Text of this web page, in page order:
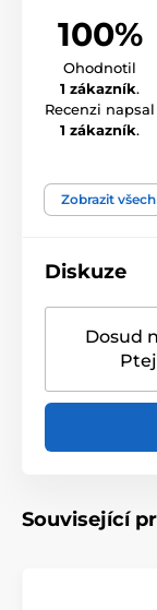
100%
Ohodnotil
1 zákazník.
Recenzi napsal
1 zákazník.
Zobrazit
Diskuze
Dosud
Související